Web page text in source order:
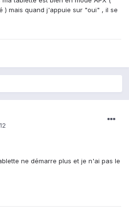
) mais quand j'appuie sur "oui" , il se
ne démarre plus et je n'ai pas le